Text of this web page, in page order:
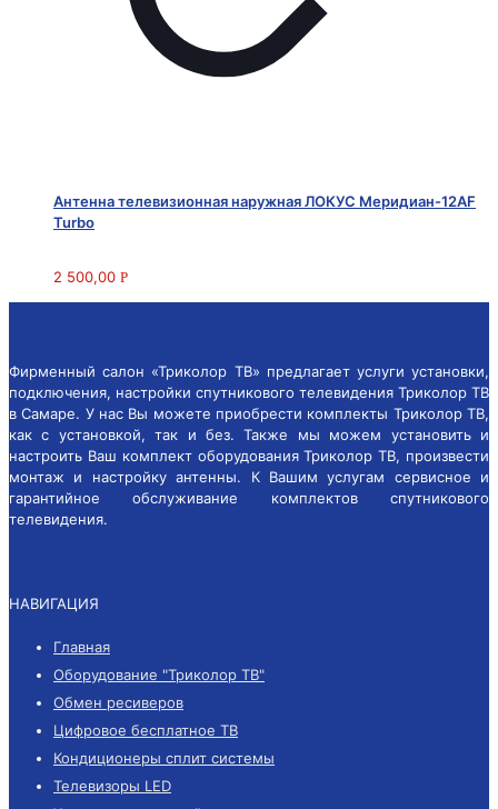
Антенна телевизионная наружная ЛОКУС Меридиан-12AF
Turbo
2 500,00 Р
Фирменный салон «Триколор ТВ» предлагает услуги установки,
подключения, настройки спутникового телевидения Триколор ТВ
в Самаре. У нас Вы можете приобрести комплекты Триколор ТВ,
как с установкой, так и без. Также мы можем установить и
настроить Ваш комплект оборудования Триколор ТВ, произвести
монтаж и настройку антенны. К Вашим услугам сервисное и
гарантийное обслуживание комплектов спутникового
телевидения.
НАВИГАЦИЯ
Главная
Оборудование "Триколор ТВ"
Обмен ресиверов
Цифровое бесплатное ТВ
Кондиционеры сплит системы
Телевизоры LED